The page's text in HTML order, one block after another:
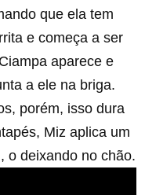
que ela tem
e começa a ser
aparece e
a ele na briga.
porém, isso dura
Miz aplica um
o deixando no chão.